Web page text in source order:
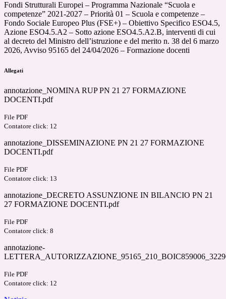
Fondi Strutturali Europei – Programma Nazionale “Scuola e
competenze” 2021-2027 – Priorità 01 – Scuola e competenze –
Fondo Sociale Europeo Plus (FSE+) – Obiettivo Specifico ESO4.5,
Azione ESO4.5.A2 – Sotto azione ESO4.5.A2.B, interventi di cui
al decreto del Ministro dell’istruzione e del merito n. 38 del 6 marzo
2026, Avviso 95165 del 24/04/2026 – Formazione docenti
Allegati
annotazione_NOMINA RUP PN 21 27 FORMAZIONE
DOCENTI.pdf
File PDF
Contatore click: 12
annotazione_DISSEMINAZIONE PN 21 27 FORMAZIONE
DOCENTI.pdf
File PDF
Contatore click: 13
annotazione_DECRETO ASSUNZIONE IN BILANCIO PN 21
27 FORMAZIONE DOCENTI.pdf
File PDF
Contatore click: 8
annotazione-
File PDF
Contatore click: 12